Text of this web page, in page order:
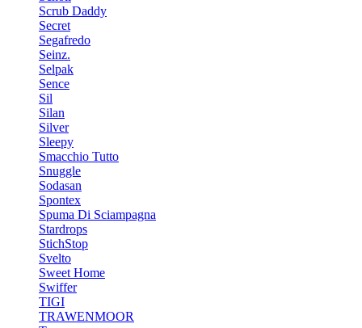
Scrub Daddy
Secret
Segafredo
Seinz.
Selpak
Sence
Sil
Silan
Silver
Sleepy
Smacchio Tutto
Snuggle
Sodasan
Spontex
Spuma Di Sciampagna
Stardrops
StichStop
Svelto
Sweet Home
Swiffer
TIGI
TRAWENMOOR